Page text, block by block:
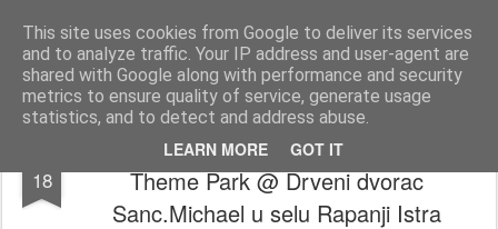
This site uses cookies from Google to deliver its services
and to analyze traffic. Your IP address and user-agent are
shared with Google along with performance and security
metrics to ensure quality of service, generate usage
statistics, and to detect and address abuse.
LEARN MORE GOT IT
Istra photo blog POISTRI.EU © Putopisi | reportaže Istra i Kvarner
Pages
18
Posjetili smo: Sanc.Michael Medieval
Theme Park @ Drveni dvorac
Sanc.Michael u selu Rapanji Istra